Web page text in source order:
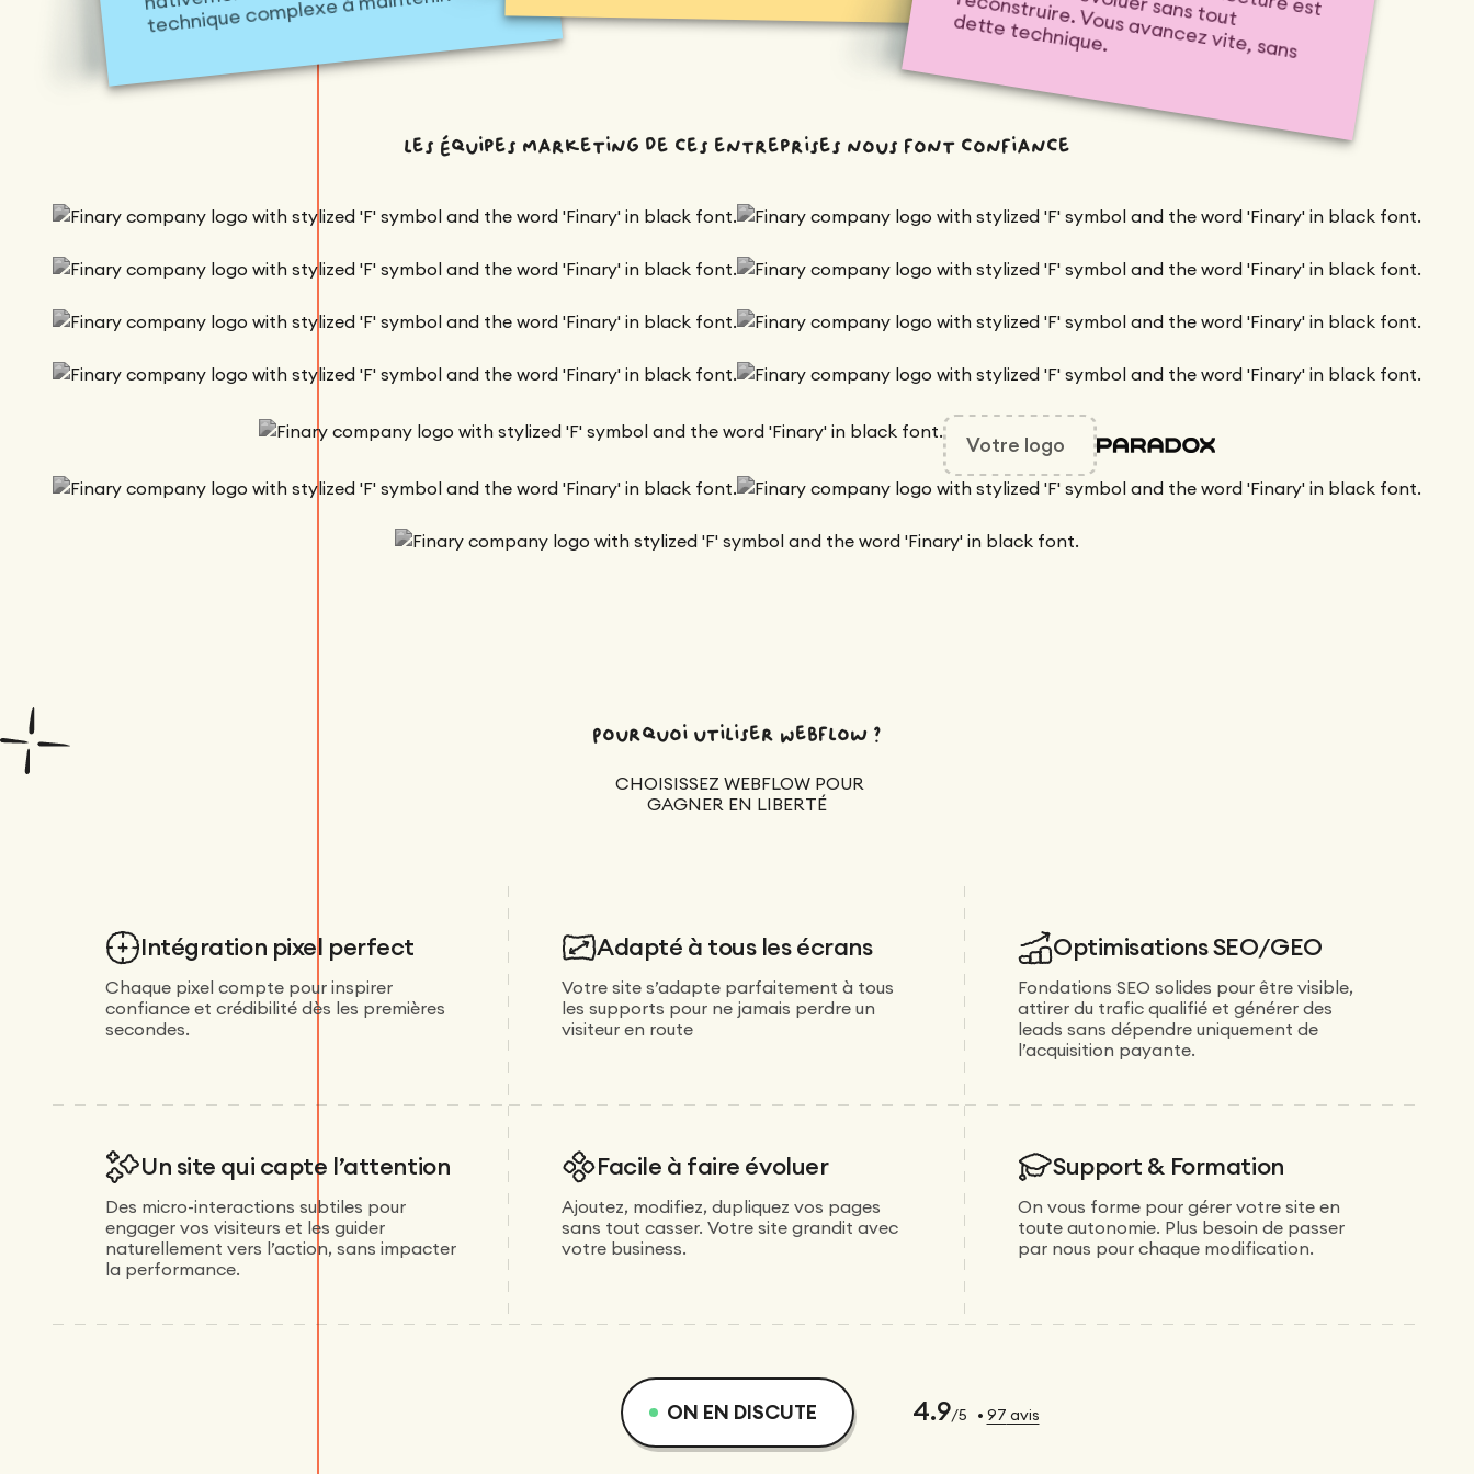
dette technique.
les équipes marketing de ces entreprises nous font confiance
Votre logo
Pourquoi utiliser Webflow ?
CHOISISSEZ WEBFLOW POUR
GAGNER EN LIBERTÉ
Intégration pixel perfect
Chaque pixel compte pour inspirer
confiance et crédibilité dès les premières
secondes.
Adapté à tous les écrans
Votre site s’adapte parfaitement à tous
les supports pour ne jamais perdre un
visiteur en route
Optimisations SEO/GEO
Fondations SEO solides pour être visible,
attirer du trafic qualifié et générer des
leads sans dépendre uniquement de
l’acquisition payante.
Un site qui capte l’attention
Des micro-interactions subtiles pour
engager vos visiteurs et les guider
naturellement vers l’action, sans impacter
la performance.
Facile à faire évoluer
Ajoutez, modifiez, dupliquez vos pages
sans tout casser. Votre site grandit avec
votre business.
Support & Formation
On vous forme pour gérer votre site en
toute autonomie. Plus besoin de passer
par nous pour chaque modification.
ON EN DISCUTE 4.9/5 • 97 avis